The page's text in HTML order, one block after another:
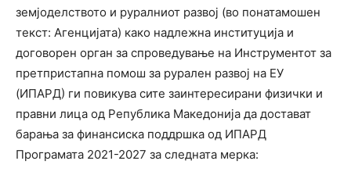
земјоделството и руралниот развој (во понатамошен
текст: Агенцијата) како надлежна институција и
договорен орган за спроведување на Инструментот за
претпристапна помош за рурален развој на ЕУ
(ИПАРД) ги повикува сите заинтересирани физички и
правни лица од Република Македонија да достават
барања за финансиска поддршка од ИПАРД
Програмата 2021-2027 за следната мерка: